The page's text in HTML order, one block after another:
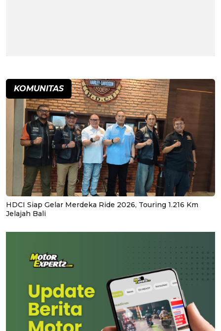
KOMUNITAS
HDCI Siap Gelar Merdeka Ride 2026, Touring 1.216 Km
Jelajah Bali